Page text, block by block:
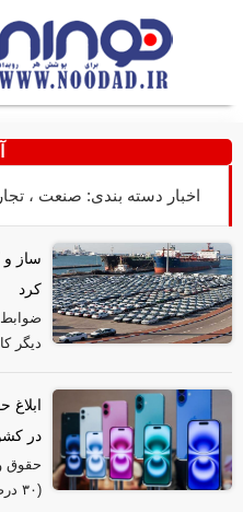
اخبار دسته بندی: صنعت ،
ساز و
کرد
ضوابط
دیگر
در
حقوق
(۳۰ درصد) خواهد بود